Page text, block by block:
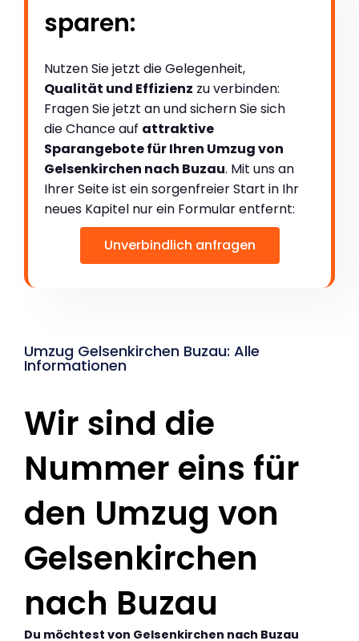
sparen:
Nutzen Sie jetzt die Gelegenheit,
Qualität und Effizienz zu verbinden:
Fragen Sie jetzt an und sichern Sie sich
die Chance auf attraktive
Sparangebote für Ihren Umzug von
Gelsenkirchen nach Buzau. Mit uns an
Ihrer Seite ist ein sorgenfreier Start in Ihr
neues Kapitel nur ein Formular entfernt:
Unverbindlich anfragen
Umzug Gelsenkirchen Buzau: Alle
Informationen
Wir sind die
Nummer eins für
den Umzug von
Gelsenkirchen
nach Buzau
Du möchtest von Gelsenkirchen nach Buzau